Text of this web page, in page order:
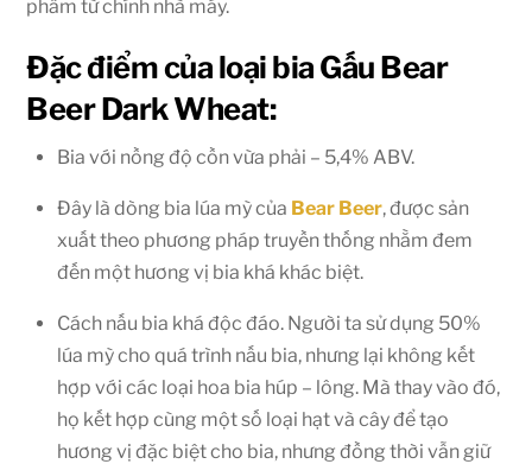
phẩm từ chính nhà máy.
Đặc điểm của loại bia Gấu Bear
Beer Dark Wheat:
Bia với nồng độ cồn vừa phải – 5,4% ABV.
Đây là dòng bia lúa mỳ của Bear Beer, được sản
xuất theo phương pháp truyền thống nhằm đem
đến một hương vị bia khá khác biệt.
Cách nấu bia khá độc đáo. Người ta sử dụng 50%
lúa mỳ cho quá trình nấu bia, nhưng lại không kết
hợp với các loại hoa bia húp – lông. Mà thay vào đó,
họ kết hợp cùng một số loại hạt và cây để tạo
hương vị đặc biệt cho bia, nhưng đồng thời vẫn giữ